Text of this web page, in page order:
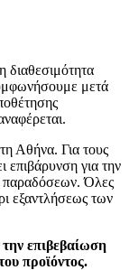
διαθεσιμότητα
μετά
Αθήνα. Για τους
επιβάρυνση για την
παραδόσεων. Όλες
εξαντλήσεως των
επιβεβαίωση
προϊόντος.